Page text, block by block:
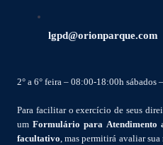
lgpd@orionparque.com
2° a 6° feira – 08:00-18:00h sábados
Para facilitar o exercício de seus
um Formulário para Atendimento
facultativo , mas permitirá avaliar